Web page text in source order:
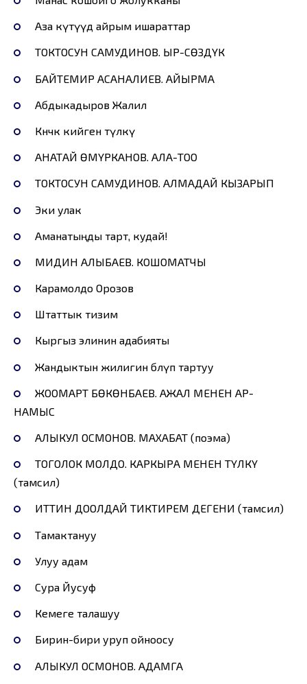
Аза күтүүдө айрым ишараттар
ТОКТОСУН САМУДИНОВ. ЫР-СӨЗДҮК
БАЙТЕМИР АСАНАЛИЕВ. АЙЫРМА
Абдыкадыров Жалил
Көнөчөк кийген түлкү
АНАТАЙ ӨМҮРКАНОВ. АЛА-ТОО
ТОКТОСУН САМУДИНОВ. АЛМАДАЙ КЫЗАРЫП
Эки улак
Аманатыңды тарт, кудай!
МИДИН АЛЫБАЕВ. КОШОМАТЧЫ
Карамолдо Орозов
Штаттык тизим
Кыргыз элинин адабияты
Жандыктын жилигин бөлүп тартуу
ЖООМАРТ БӨКӨНБАЕВ. АЖАЛ МЕНЕН АР-
НАМЫС
АЛЫКУЛ ОСМОНОВ. МАХАБАТ (поэма)
ТОГОЛОК МОЛДО. КАРКЫРА МЕНЕН ТҮЛКҮ
(тамсил)
ИТТИН ДООЛДАЙ ТИКТИРЕМ ДЕГЕНИ (тамсил)
Тамактануу
Улуу адам
Сура Йусуф
Кемеге талашуу
Бирин-бири уруп ойноосу
АЛЫКУЛ ОСМОНОВ. АДАМГА